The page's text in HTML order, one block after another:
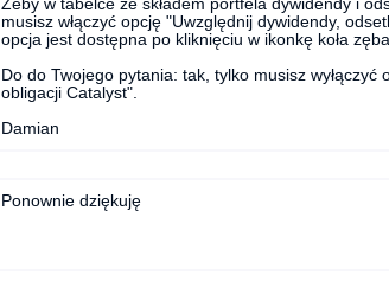
Żeby w tabelce ze składem portfela dywidendy i
musisz włączyć opcję "Uwzględnij dywidendy,
opcja jest dostępna po kliknięciu w ikonkę koła
Do do Twojego pytania: tak, tylko musisz
obligacji Catalyst".
Damian
Ponownie dziękuję